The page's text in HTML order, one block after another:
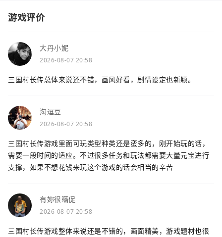
游戏评价
大丹小妮
2026-08-07 20:58
三国村长传总体来说还不错，画风好看，剧情设定也新颖。
淘逗豆
2026-08-07 20:58
三国村长传游戏里面可玩类型种类还是蛮多的，刚开始玩的话，
需要一段时间的适应。不过很多任务和玩法都需要大量元宝进行
支撑，如果不想花钱来玩这个游戏的话会相当的辛苦
有妳很瞞促
2026-08-07 20:58
三国村长传游戏整体来说还是不错的，画面精美，游戏题材也很